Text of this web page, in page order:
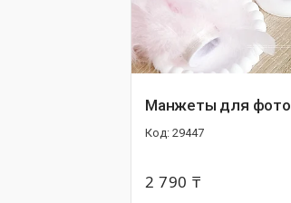
Манжеты для фото
29447
2 790 ₸